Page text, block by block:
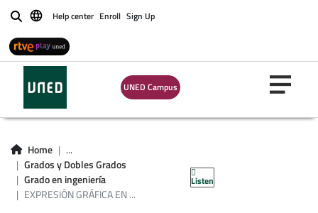
BuscarHelp center Enroll Sign Up
UNED Campus
Home
...
Grados y Dobles Grados
Grado en ingeniería
EXPRESIÓN GRÁFICA EN ...
Listen
EXPRESIÓN
GRÁFICA EN
ELECTRÓNICA
INDUSTRIAL Y
AUTOMÁTICA